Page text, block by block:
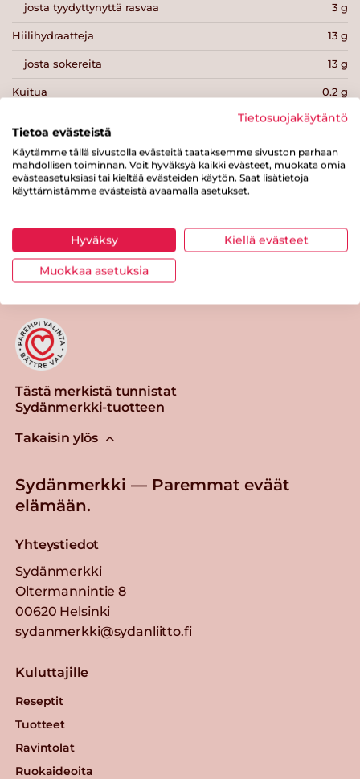
josta tyydyttynyttä rasvaa 3 g
Hiilihydraatteja 13 g
josta sokereita 13 g
Kuitua 0.2 g
0 g
Suolaa 0.6 g
Tulosta sivu Jaa tuote
Tästä merkistä tunnistat
Sydänmerkki-tuotteen
Takaisin ylös
Sydänmerkki — Paremmat eväät
elämään.
Yhteystiedot
Sydänmerkki
Oltermannintie 8
00620 Helsinki
sydanmerkki@sydanliitto.fi
Kuluttajille
Reseptit
Tuotteet
Ravintolat
Ruokaideoita
Tietosuojakäytäntö
Tietoa evästeistä
Käytämme tällä sivustolla evästeitä taataksemme sivuston parhaan
mahdollisen toiminnan. Voit hyväksyä kaikki evästeet, muokata omia
evästeasetuksiasi tai kieltää evästeiden käytön. Saat lisätietoja
käyttämistämme evästeistä avaamalla asetukset.
Hyväksy Kiellä evästeet
Muokkaa asetuksia